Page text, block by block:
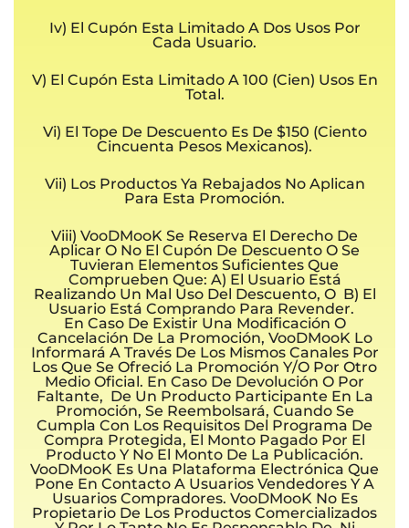
Iv) El Cupón Esta Limitado A Dos Usos Por
Cada Usuario.
V) El Cupón Esta Limitado A 100 (cien) Usos En
Total.
Vi) El Tope De Descuento Es De $150 (ciento
Cincuenta Pesos Mexicanos).
Vii) Los Productos Ya Rebajados No Aplican
Para Esta Promoción.
Viii) VooDMooK Se Reserva El Derecho De
Aplicar O No El Cupón De Descuento O Se
Tuvieran Elementos Suficientes Que
Comprueben Que: A) El Usuario Está
Realizando Un Mal Uso Del Descuento, O B) El
Usuario Está Comprando Para Revender.
En Caso De Existir Una Modificación O
Cancelación De La Promoción, VooDMooK Lo
Informará A Través De Los Mismos Canales Por
Los Que Se Ofreció La Promoción Y/o Por Otro
Medio Oficial. En Caso De Devolución O Por
Faltante, De Un Producto Participante En La
Promoción, Se Reembolsará, Cuando Se
Cumpla Con Los Requisitos Del Programa De
Compra Protegida, El Monto Pagado Por El
Producto Y No El Monto De La Publicación.
VooDMooK Es Una Plataforma Electrónica Que
Pone En Contacto A Usuarios Vendedores Y A
Usuarios Compradores. VooDMooK No Es
Propietario De Los Productos Comercializados